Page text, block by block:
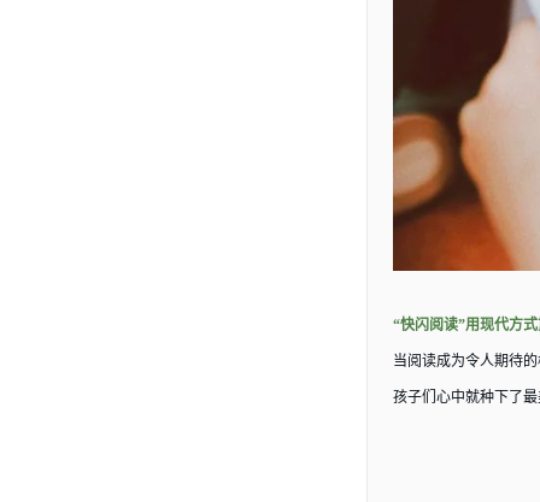
“快闪阅读”用现代方
当阅读成为令人期待
孩子们心中就种下了